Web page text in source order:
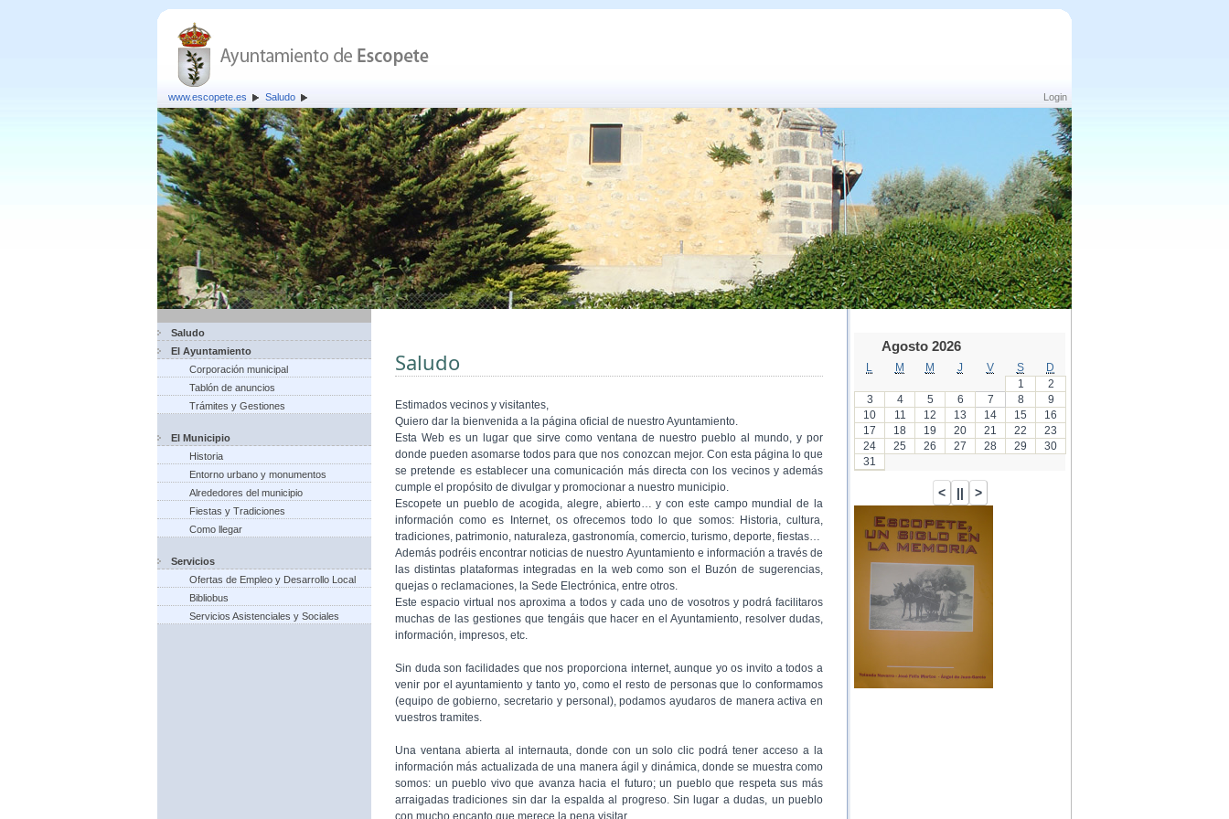
Login
www.escopete.es Saludo
Saludo
El Ayuntamiento
Corporación municipal
Tablón de anuncios
Trámites y Gestiones
El Municipio
Historia
Entorno urbano y monumentos
Alrededores del municipio
Fiestas y Tradiciones
Como llegar
Servicios
Ofertas de Empleo y Desarrollo Local
Bibliobus
Servicios Asistenciales y Sociales
Saludo
Estimados vecinos y visitantes,
Quiero dar la bienvenida a la página oficial de nuestro Ayuntamiento.
Esta Web es un lugar que sirve como ventana de nuestro pueblo al mundo, y por
donde pueden asomarse todos para que nos conozcan mejor. Con esta página lo que
se pretende es establecer una comunicación más directa con los vecinos y además
cumple el propósito de divulgar y promocionar a nuestro municipio.
Escopete un pueblo de acogida, alegre, abierto… y con este campo mundial de la
información como es Internet, os ofrecemos todo lo que somos: Historia, cultura,
tradiciones, patrimonio, naturaleza, gastronomía, comercio, turismo, deporte, fiestas…
Además podréis encontrar noticias de nuestro Ayuntamiento e información a través de
las distintas plataformas integradas en la web como son el Buzón de sugerencias,
quejas o reclamaciones, la Sede Electrónica, entre otros.
Este espacio virtual nos aproxima a todos y cada uno de vosotros y podrá facilitaros
muchas de las gestiones que tengáis que hacer en el Ayuntamiento, resolver dudas,
información, impresos, etc.
Sin duda son facilidades que nos proporciona internet, aunque yo os invito a todos a
venir por el ayuntamiento y tanto yo, como el resto de personas que lo conformamos
(equipo de gobierno, secretario y personal), podamos ayudaros de manera activa en
vuestros tramites.
Una ventana abierta al internauta, donde con un solo clic podrá tener acceso a la
información más actualizada de una manera ágil y dinámica, donde se muestra como
somos: un pueblo vivo que avanza hacia el futuro; un pueblo que respeta sus más
arraigadas tradiciones sin dar la espalda al progreso. Sin lugar a dudas, un pueblo
con mucho encanto que merece la pena visitar.
Agosto 2026
M M J V S
D
1
2
3
4 5 6 7 8
9
10
11 12 13 14 15
16
17
18 19 20 21 22
23
24
25 26 27 28 29
30
31